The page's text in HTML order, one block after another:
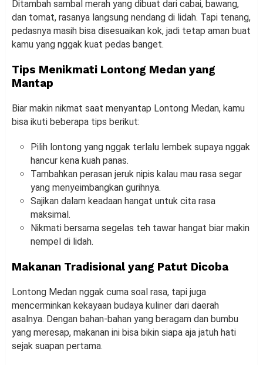
Ditambah sambal merah yang dibuat dari cabai, bawang,
dan tomat, rasanya langsung nendang di lidah. Tapi tenang,
pedasnya masih bisa disesuaikan kok, jadi tetap aman buat
kamu yang nggak kuat pedas banget.
Tips Menikmati Lontong Medan yang
Mantap
Biar makin nikmat saat menyantap Lontong Medan, kamu
bisa ikuti beberapa tips berikut:
Pilih lontong yang nggak terlalu lembek supaya nggak
hancur kena kuah panas.
Tambahkan perasan jeruk nipis kalau mau rasa segar
yang menyeimbangkan gurihnya.
Sajikan dalam keadaan hangat untuk cita rasa
maksimal.
Nikmati bersama segelas teh tawar hangat biar makin
nempel di lidah.
Makanan Tradisional yang Patut Dicoba
Lontong Medan nggak cuma soal rasa, tapi juga
mencerminkan kekayaan budaya kuliner dari daerah
asalnya. Dengan bahan-bahan yang beragam dan bumbu
yang meresap, makanan ini bisa bikin siapa aja jatuh hati
sejak suapan pertama.